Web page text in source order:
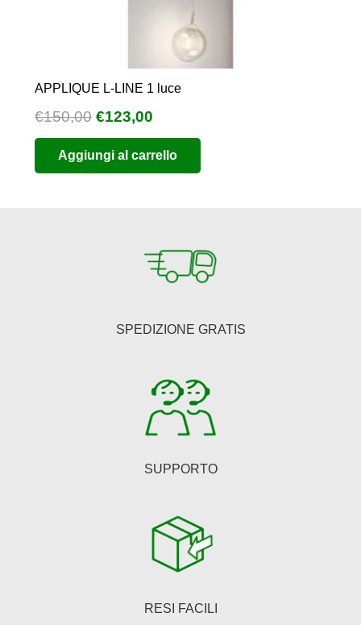
APPLIQUE L-LINE 1 luce
€150,00 Il
prezzo
originale
era:
€123,00
prezzo
attuale
è:
Aggiungi al carrello
SPEDIZIONE GRATIS
SUPPORTO
RESI FACILI